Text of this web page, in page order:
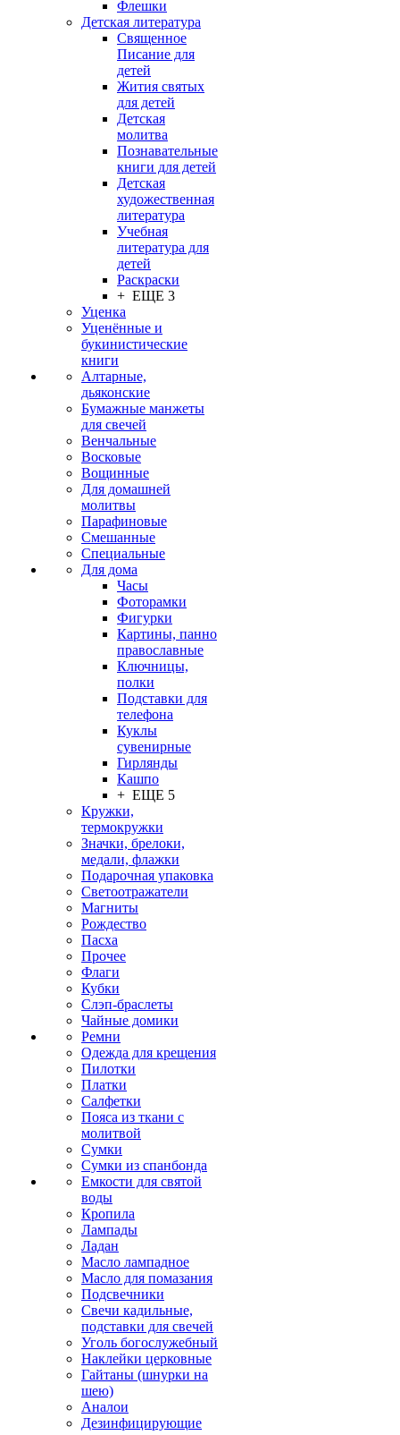
Флешки
Детская литература
Священное
Писание для
детей
Жития святых
для детей
Детская
молитва
Познавательные
книги для детей
Детская
художественная
литература
Учебная
литература для
детей
Раскраски
+ ЕЩЕ 3
Уценка
Уценённые и
букинистические
книги
Алтарные,
дьяконские
Бумажные манжеты
для свечей
Венчальные
Восковые
Вощинные
Для домашней
молитвы
Парафиновые
Смешанные
Специальные
Для дома
Часы
Фоторамки
Фигурки
Картины, панно
православные
Ключницы,
полки
Подставки для
телефона
Куклы
сувенирные
Гирлянды
Кашпо
+ ЕЩЕ 5
Кружки,
термокружки
Значки, брелоки,
медали, флажки
Подарочная упаковка
Светоотражатели
Магниты
Рождество
Пасха
Прочее
Флаги
Кубки
Слэп-браслеты
Чайные домики
Ремни
Одежда для крещения
Пилотки
Платки
Салфетки
Пояса из ткани с
молитвой
Сумки
Сумки из спанбонда
Емкости для святой
воды
Кропила
Лампады
Ладан
Масло лампадное
Масло для помазания
Подсвечники
Свечи кадильные,
подставки для свечей
Уголь богослужебный
Наклейки церковные
Гайтаны (шнурки на
шею)
Аналои
Дезинфицирующие